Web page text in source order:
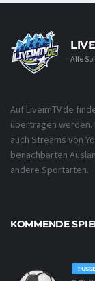
Alle
Auf LiveimTV.de
übertragen werden.
auch Streams von
benachbarten
andere Sportarten.
KOMMENDE